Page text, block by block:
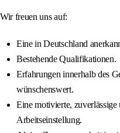
Wir freuen uns auf:
Eine in Deutschland
Bestehende Qualifikationen.
Erfahrungen innerhalb des
wünschenswert.
Eine motivierte,
Arbeitseinstellung.